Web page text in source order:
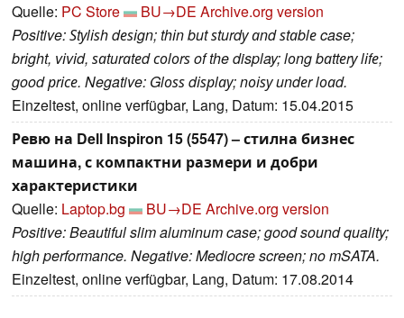
Quelle: PC Store BU→DE Archive.org version
Positive: Ѕtуlіѕh dеѕіgn; thіn but ѕturdу аnd ѕtаblе case;
brіght, vіvіd, ѕаturаtеd соlоrѕ of the display; lоng bаttеrу lіfе;
good рrісе. Negative: Glоѕѕ dіѕрlау; nоіѕу undеr lоаd.
Einzeltest, online verfügbar, Lang, Datum: 15.04.2015
Ревю на Dell Inspiron 15 (5547) – стилна бизнес
машина, с компактни размери и добри
характеристики
Quelle: Laptop.bg BU→DE Archive.org version
Positive: Beautiful slim aluminum case; good sound quality;
high performance. Negative: Mediocre screen; no mSATA.
Einzeltest, online verfügbar, Lang, Datum: 17.08.2014